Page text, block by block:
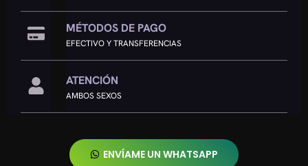
MÉTODOS DE PAGO
EFECTIVO Y TRANSFERENCIAS
ATENCIÓN
AMBOS SEXOS
ENVÍAME UN WHATSAPP